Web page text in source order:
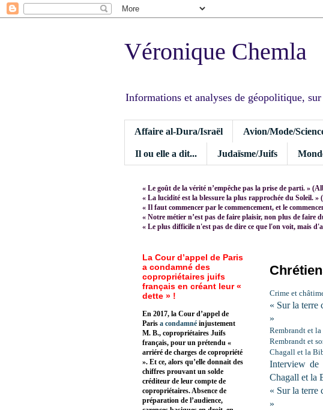
Véronique Chemla
Informations et analyses de géopolitique,
Affaire al-Dura/Israël Avion/Mode/
Il ou elle a dit... Judaïsme/Juifs
« Le goût de la vérité n’empêche pas la prise de parti. »
« La lucidité est la blessure la plus rapprochée du Soleil. »
« Il faut commencer par le commencement, et le
« Notre métier n’est pas de faire plaisir, non plus de
« Le plus difficile n'est pas de dire ce que l'on voit, mais
Crime et
« Sur la terre
»
Rembrandt et
Rembrandt et
Chagall et la
Interview de
Chagall et la
« Sur la terre
»
La Cour d’appel de Paris
a condamné des
copropriétaires juifs
français en créant leur «
dette » !
En 2017, la Cour d’appel de
Paris a condamné injustement
M. B., copropriétaires Juifs
français, pour un prétendu «
arriéré de charges de copropriété
». Et ce, alors qu’elle donnait des
chiffres prouvant un solde
créditeur de leur compte de
copropriétaires. Absence de
préparation de l’audience,